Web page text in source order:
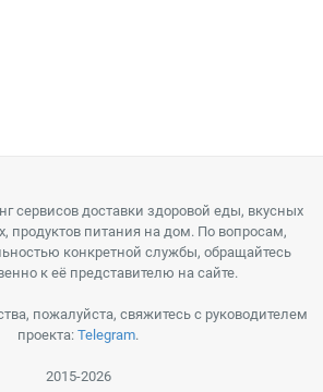
сервисов доставки здоровой еды, вкусных
продуктов питания на дом. По вопросам,
конкретной службы, обращайтесь
к её представителю на сайте.
пожалуйста, свяжитесь с руководителем
проекта:Telegram.
2015-2026